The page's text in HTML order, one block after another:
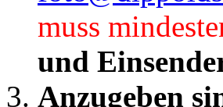
muss
und
Anzugeben